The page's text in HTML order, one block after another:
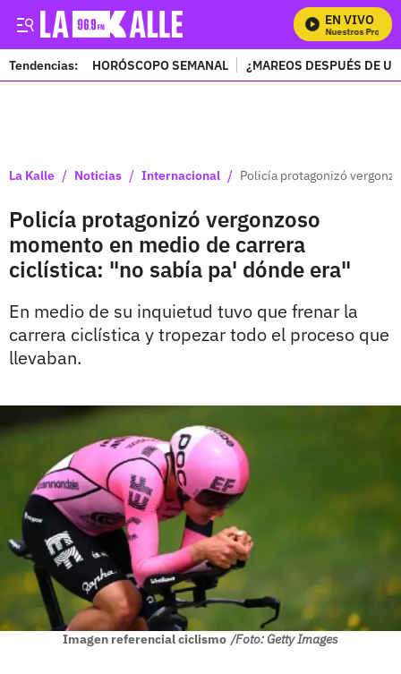
EN VIVO
Mira Todos Nuestros
Tendencias: HORÓSCOPO SEMANAL ¿MAREOS DESPUÉS DE
La Kalle / Noticias / Internacional / Policía protagonizó
Policía protagonizó vergonzoso
momento en medio de carrera
ciclística: "no sabía pa' dónde era"
En medio de su inquietud tuvo que frenar la
carrera ciclística y tropezar todo el proceso que
llevaban.
Imagen referencial ciclismo /Foto: Getty Images